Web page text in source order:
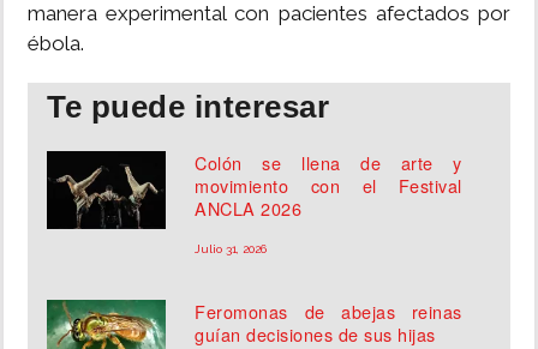
manera experimental con pacientes afectados por
ébola.
Te puede interesar
Colón se llena de arte y
movimiento con el Festival
ANCLA 2026
Julio 31, 2026
Feromonas de abejas reinas
guían decisiones de sus hijas